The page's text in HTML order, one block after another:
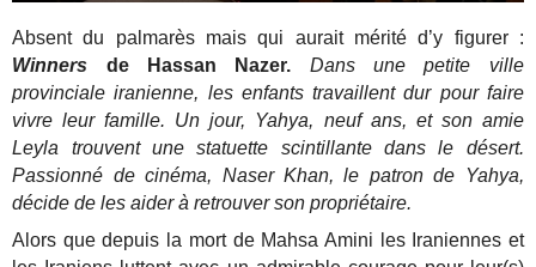
Absent du palmarès mais qui aurait mérité d’y figurer :
Winners de Hassan Nazer. Dans une petite ville
provinciale iranienne, les enfants travaillent dur pour faire
vivre leur famille. Un jour, Yahya, neuf ans, et son amie
Leyla trouvent une statuette scintillante dans le désert.
Passionné de cinéma, Naser Khan, le patron de Yahya,
décide de les aider à retrouver son propriétaire.
Alors que depuis la mort de Mahsa Amini les Iraniennes et